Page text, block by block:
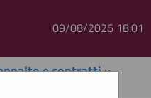
09/08/2026 18:01
e contratti»
affida...